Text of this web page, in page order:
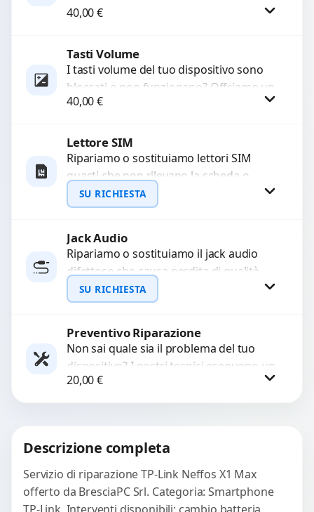
professionale di riparazione o
40,00€
Tasti Volume
I tasti volume del tuo dispositivo sono
bloccati o non funzionano? Offriamo un
servizio di riparazione o sostituzione
40,00€
Lettore SIM
Ripariamo o sostituiamo lettori SIM
guasti che non rilevano la scheda o
interrompono il segnale. Utilizziamo
ricambi testati e garantiti...
SU RICHIESTA
Richiedi Preventivo
WhatsApp
Jack Audio
Ripariamo o sostituiamo il jack audio
difettoso che causa perdita di qualità
sonora o impossibilità di collegare cuffie
e accessori....
SU RICHIESTA
Richiedi Preventivo
Preventivo Riparazione
Non sai quale sia il problema del tuo
dispositivo? I nostri tecnici eseguono un
check-up completo con strumenti
avanzati per...
20,00€
Descrizione completa
Servizio di riparazione TP-Link Neffos X1 Max
offerto da BresciaPC Srl. Categoria: Smartphone